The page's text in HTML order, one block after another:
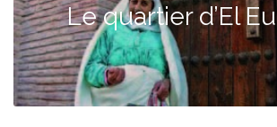
Le quartier d’El